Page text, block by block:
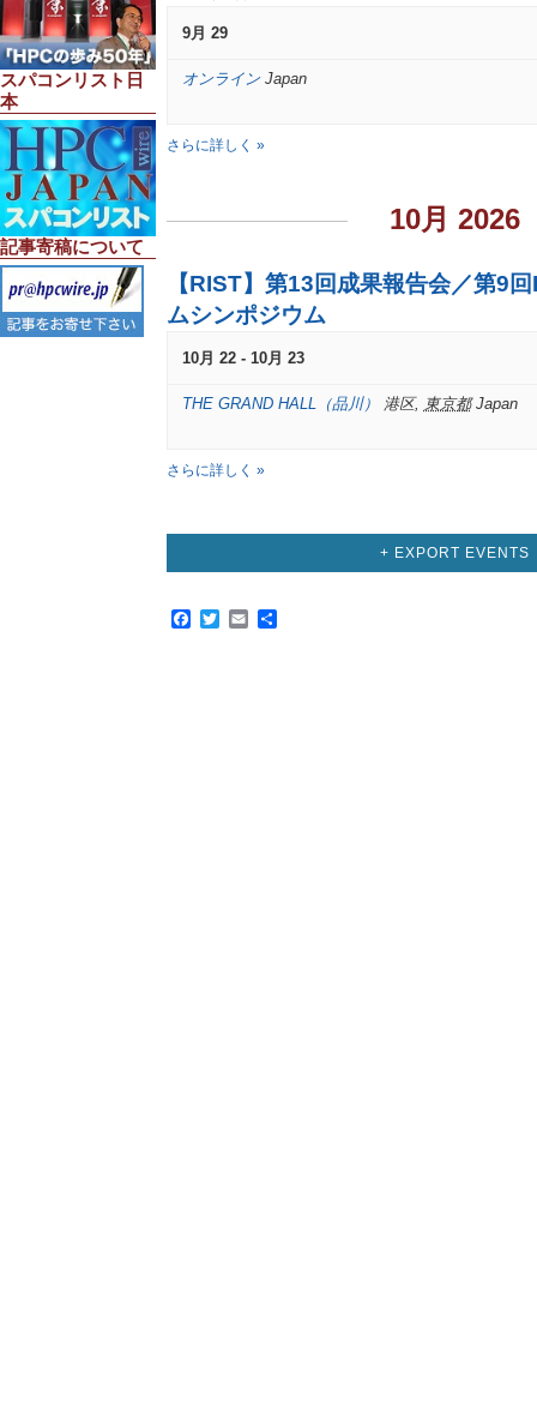
スパコンリスト日
本
記事寄稿について
9月 29
オンライン Japan
さらに詳しく »
10月 2026
【RIST】第13回成果報告会／第9
ムシンポジウム
10月 22- 10月 23
THE GRAND HALL（品川） 港区, 東京都 Japan
さらに詳しく »
+ EXPORT EVENTS
Facebook
TwitterEmail
共